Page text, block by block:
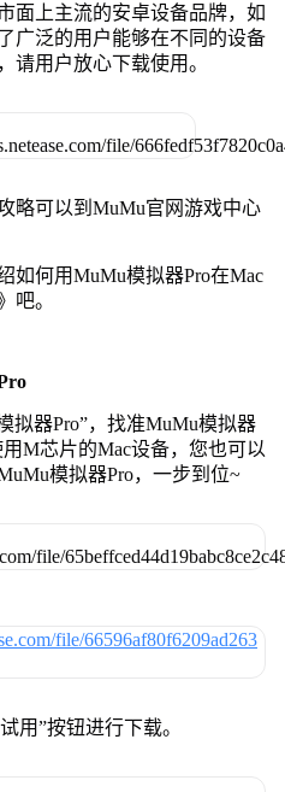
面上主流的安卓设备品牌，如
广泛的用户能够在不同的设备
请用户放心下载使用。
略可以到MuMu官网游戏中心
如何用MuMu模拟器Pro在Mac
吧。
拟器Pro”，找准MuMu模拟器
M芯片的Mac设备，您也可以
模拟器Pro，一步到位~
用”按钮进行下载。